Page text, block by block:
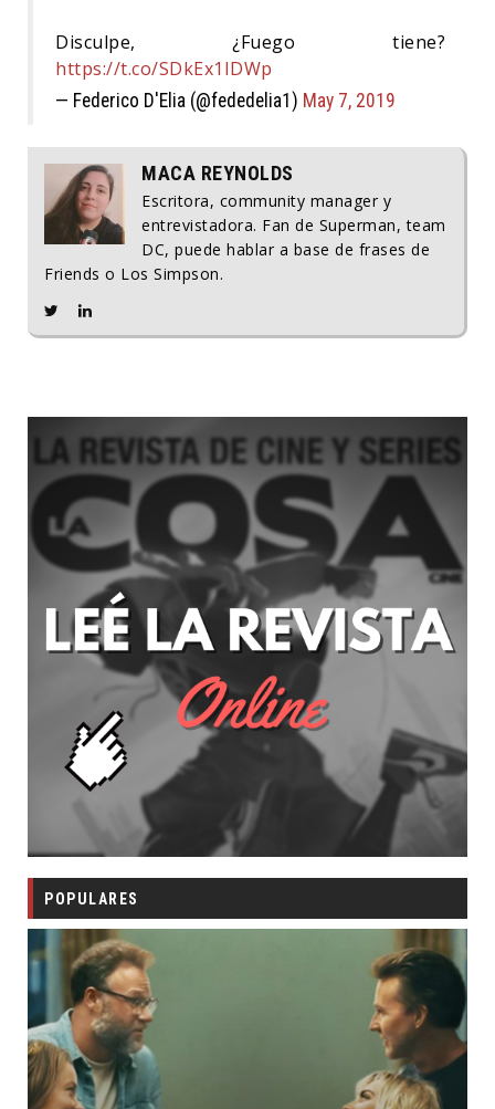
Disculpe, ¿Fuego tiene?
https://t.co/SDkEx1IDWp
— Federico D'Elia (@fededelia1) May 7, 2019
MACA REYNOLDS
Escritora, community manager y
entrevistadora. Fan de Superman, team
DC, puede hablar a base de frases de
Friends o Los Simpson.
POPULARES